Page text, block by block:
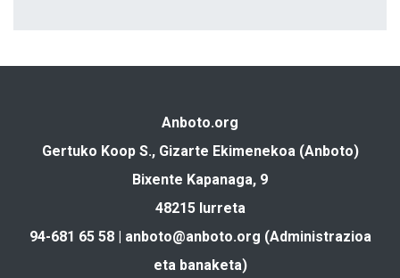
Anboto.org
Gertuko Koop S., Gizarte Ekimenekoa (Anboto)
Bixente Kapanaga, 9
48215 Iurreta
94-681 65 58 | anboto@anboto.org (Administrazioa
eta banaketa)